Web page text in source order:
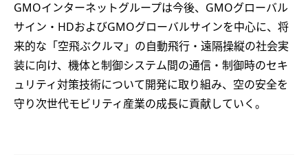
GMOインターネットグループは今後、GMOグローバル
サイン・HDおよびGMOグローバルサインを中心に、将
来的な「空飛ぶクルマ」の自動飛行・遠隔操縦の社会実
装に向け、機体と制御システム間の通信・制御時のセキ
ュリティ対策技術について開発に取り組み、空の安全を
守り次世代モビリティ産業の成長に貢献していく。